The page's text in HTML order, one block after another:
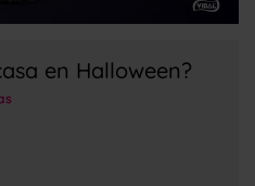
en Halloween?